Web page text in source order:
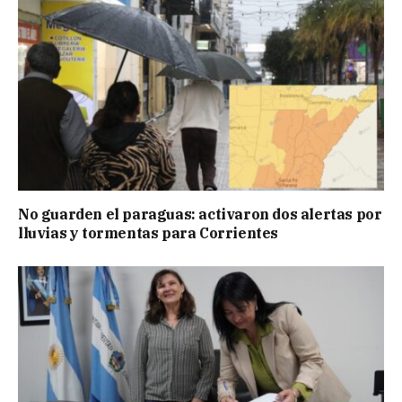
No guarden el paraguas: activaron dos alertas por
lluvias y tormentas para Corrientes